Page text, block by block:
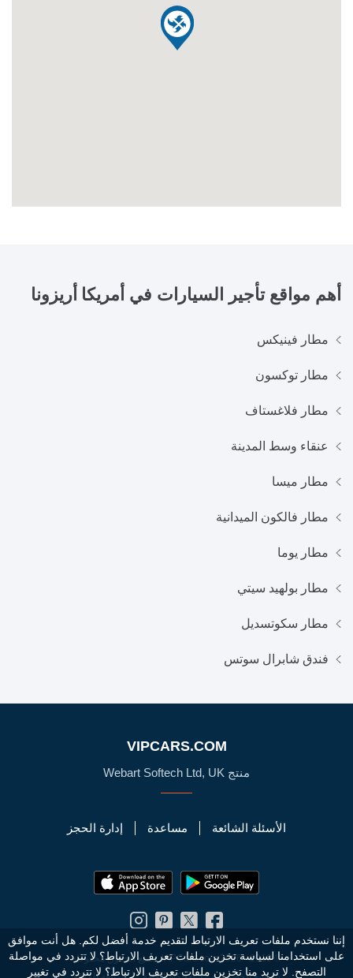
أهم مواقع تأجير السيارات في أمريكا أريزونا
مطار فينيكس
مطار توكسون
مطار فلاغستاف
عنقاء وسط المدينة
مطار ميسا
مطار فالكون الميدانية
مطار يوما
مطار بولهيد سيتي
مطار سكوتسديل
فندق شابرال سوتس
VIPCARS.COM
منتج Webart Softech Ltd, UK
الأسئلة الشائعة مساعدة إدارة الحجز
© 2010 - 2026 VIPCars.com. جميع الحقوق محفوظة
إننا نستخدم ملفات تعريف الارتباط لتقديم خدمة أفضل لكم. هل أنت موافق
على استخدامنا لسياسة تخزين ملفات تعريف الارتباط؟ لا تتردد في مواصلة
التصفح. لا تريد منا تخزين ملفات تعريف الارتباط؟ لا تتردد في تغيير